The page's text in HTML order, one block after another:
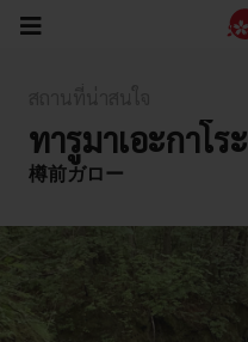
ทารูมาเอะกาโระ
樽前ガロー